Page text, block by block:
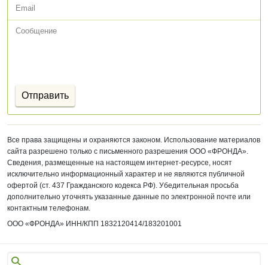
Все права защищены и охраняются законом. Использование материалов
сайта разрешено только с письменного разрешения ООО «ФРОНДА».
Сведения, размещенные на настоящем интернет-ресурсе, носят
исключительно информационный характер и не являются публичной
офертой (ст. 437 Гражданского кодекса РФ). Убедительная просьба
дополнительно уточнять указанные данные по электронной почте или
контактным телефонам.
ООО «ФРОНДА» ИНН/КПП 1832120414/183201001